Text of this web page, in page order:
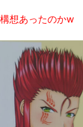
想あったのかw